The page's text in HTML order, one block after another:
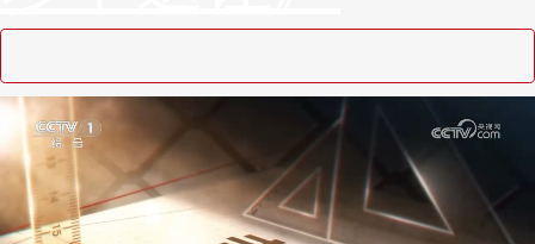
小央视频 直播中国
现场 比划
体育 直播 竞猜 2026年世界杯 2026年冬奥会